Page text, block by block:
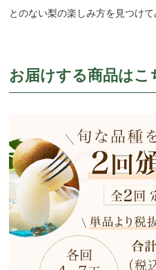
とのない梨の楽しみ方を見つけて
お届けする商品はこ